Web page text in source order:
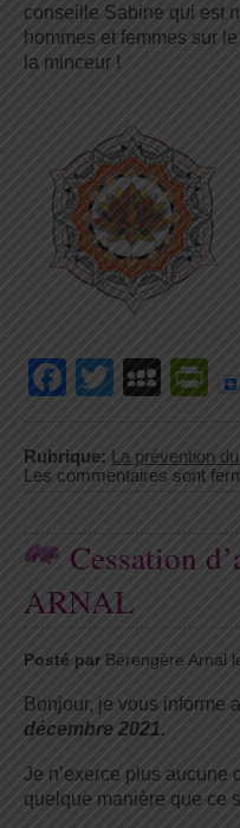
conseille Sabine qui est
hommes et femmes sur
la minceur !
Facebook
Twitter
Rubrique: La prévention
Les commentaires sont
Cessation
ARNAL
Posté par Bérengère Arnal
Bonjour, je vous informe
décembre 2021.
Je n’exerce plus
quelque manière que ce